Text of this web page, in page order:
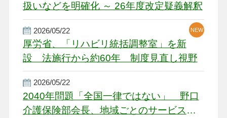
扱いなどを明確化 ～ 26年度改定疑義解釈
2026/05/22
厚労省、「リハビリ統括調整室」を新
設 法施行から約60年 制度見直し視野
NEW
2026/05/22
2040年問題「全国一律ではない」 野口
介護保険部会長、地域ごとのサービス基